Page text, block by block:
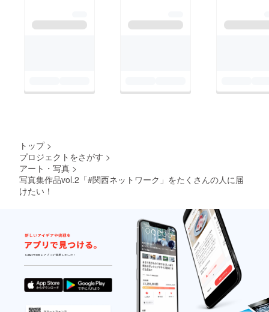
トップ >
プロジェクトをさがす >
アート・写真 >
写真集作品vol.2「#関西ネットワーク」をたくさんの人に届
けたい！